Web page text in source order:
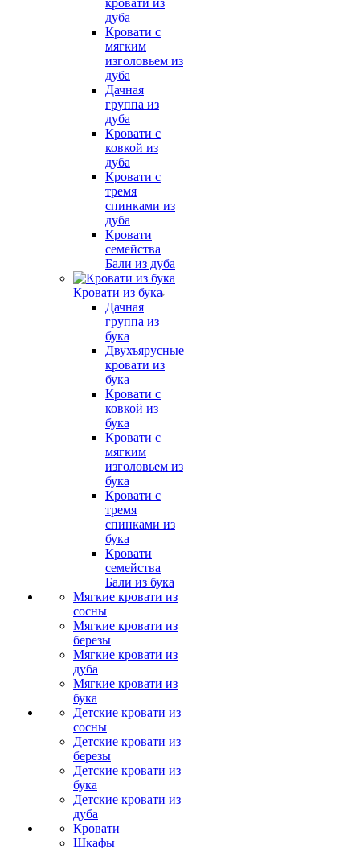
кровати из
дуба
Кровати с
мягким
изголовьем из
дуба
Дачная
группа из
дуба
Кровати с
ковкой из
дуба
Кровати с
тремя
спинками из
дуба
Кровати
семейства
Бали из дуба
Кровати из бука
Дачная
группа из
бука
Двухъярусные
кровати из
бука
Кровати с
ковкой из
бука
Кровати с
мягким
изголовьем из
бука
Кровати с
тремя
спинками из
бука
Кровати
семейства
Бали из бука
Мягкие кровати из
сосны
Мягкие кровати из
березы
Мягкие кровати из
дуба
Мягкие кровати из
бука
Детские кровати из
сосны
Детские кровати из
березы
Детские кровати из
бука
Детские кровати из
дуба
Кровати
Шкафы